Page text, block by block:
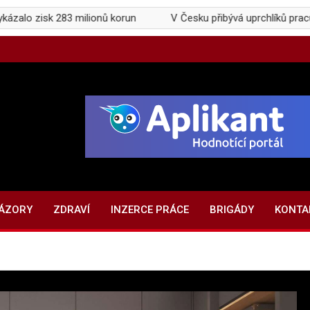
283 milionů korun V Česku přibývá uprchlíků pracujících
ZDRAVÍ INZERCE PRÁCE BRIGÁDY